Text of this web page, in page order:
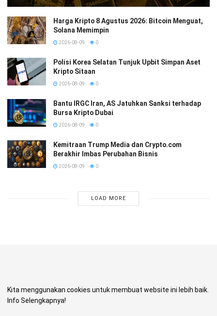
Harga Kripto 8 Agustus 2026: Bitcoin Menguat,
Solana Memimpin
2026-08-09 0
Polisi Korea Selatan Tunjuk Upbit Simpan Aset
Kripto Sitaan
2026-08-09 0
Bantu IRGC Iran, AS Jatuhkan Sanksi terhadap
Bursa Kripto Dubai
2026-08-09 0
Kemitraan Trump Media dan Crypto.com
Berakhir Imbas Perubahan Bisnis
2026-08-09 0
LOAD MORE
Kita menggunakan cookies untuk membuat website ini lebih baik.
Info Selengkapnya!